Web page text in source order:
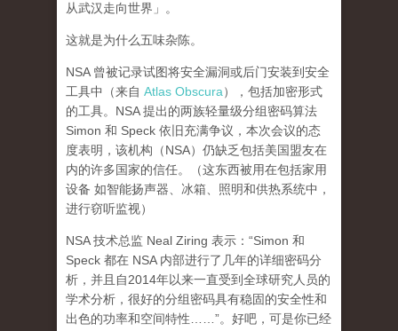
从武汉走向世界」。
这就是为什么五味杂陈。
NSA 曾被记录试图将安全漏洞或后门安装到安全
工具中（来自 Atlas Obscura），包括加密形式
的工具。NSA 提出的两族轻量级分组密码算法
Simon 和 Speck 依旧充满争议，本次会议的态
度表明，该机构（NSA）仍缺乏包括美国盟友在
内的许多国家的信任。（这东西被用在包括家用
设备 如智能扬声器、冰箱、照明和供热系统中，
进行窃听监视）
NSA 技术总监 Neal Ziring 表示：“Simon 和
Speck 都在 NSA 内部进行了几年的详细密码分
析，并且自2014年以来一直受到全球研究人员的
学术分析，很好的分组密码具有稳固的安全性和
出色的功率和空间特性……”。好吧，可是你已经